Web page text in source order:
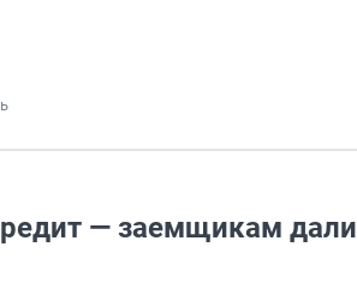
— заемщикам дали